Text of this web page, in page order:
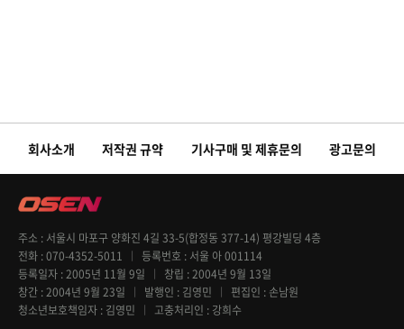
회사소개 저작권 규약 기사구매 및 제휴문의 광고문의
주소
서울시 마포구 양화진 4길 33-5(합정동 377-14) 평강빌딩 4층
전화 070-4352-5011 등록번호
서울 아 001114
등록일자 2005년 11월 9일 창립 2004년 9월 13일
창간 2004년 9월 23일 발행인 김영민 편집인
손남원
청소년보호책임자 김영민 고충처리인
강희수